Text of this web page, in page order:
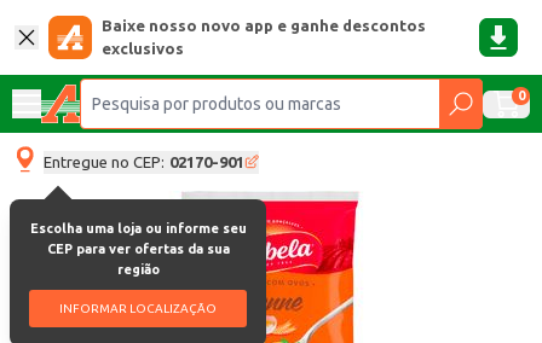
Baixe nosso novo app e ganhe descontos
exclusivos
0
Entregue no CEP: 02170-901
Escolha uma loja ou informe seu
CEP para ver ofertas da sua
região
INFORMAR LOCALIZAÇÃO